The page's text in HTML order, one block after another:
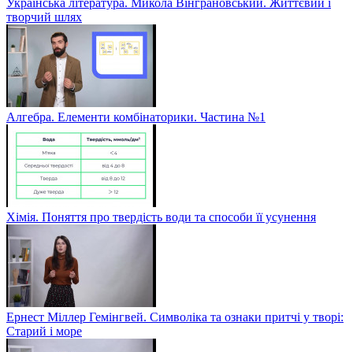
творчий шлях
Алгебра. Елементи комбінаторики. Частина №1
Хімія. Поняття про твердість води та способи її усунення
Ернест Міллер Гемінгвей. Символіка та ознаки притчі у творі:
Старий і море